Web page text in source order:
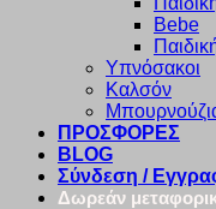
Bebe
Υπνόσακοι
Καλσόν
ΠΡΟΣΦΟΡΕΣ
BLOG
Σύνδεση /
Δωρεάν